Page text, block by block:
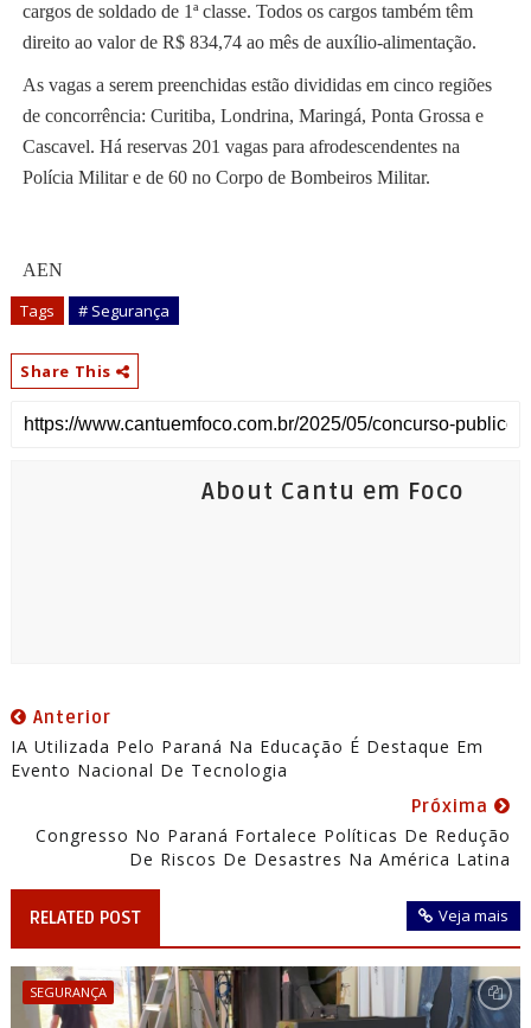
cargos de soldado de 1ª classe. Todos os cargos também têm
direito ao valor de R$ 834,74 ao mês de auxílio-alimentação.
As vagas a serem preenchidas estão divididas em cinco regiões
de concorrência: Curitiba, Londrina, Maringá, Ponta Grossa e
Cascavel. Há reservas 201 vagas para afrodescendentes na
Polícia Militar e de 60 no Corpo de Bombeiros Militar.
AEN
Tags # Segurança
Share This
About Cantu em Foco
Anterior
IA Utilizada Pelo Paraná Na Educação É Destaque Em
Evento Nacional De Tecnologia
Próxima
Congresso No Paraná Fortalece Políticas De Redução
De Riscos De Desastres Na América Latina
RELATED POST Veja mais
SEGURANÇA